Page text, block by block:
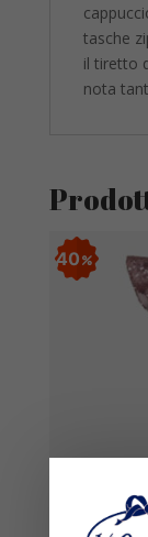
tasche
il tiretto
nota
40